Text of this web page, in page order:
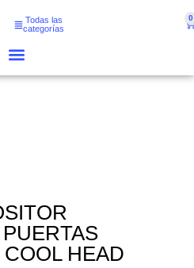
Todas las
categorías
0
HEAD